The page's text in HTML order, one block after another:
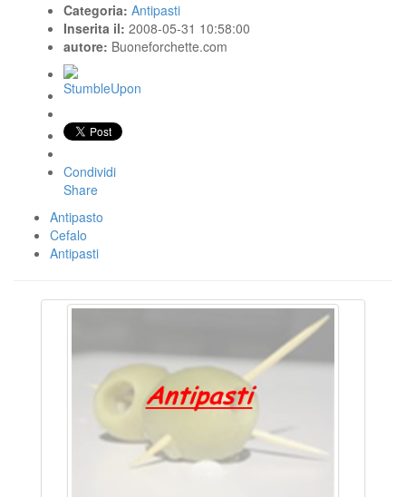
Categoria: Antipasti
Inserita il: 2008-05-31 10:58:00
autore: Buoneforchette.com
Condividi
Share
Antipasto
Cefalo
Antipasti